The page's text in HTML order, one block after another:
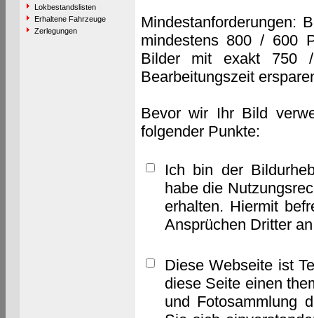
Lokbestandslisten
Erhaltene Fahrzeuge
Zerlegungen
Mindestanforderungen:
mindestens 800 / 600
Bilder mit exakt 750
Bearbeitungszeit
Bevor wir Ihr Bild
folgender Punkte:
Ich bin der
habe die
erhalten. Hiermit
Ansprüchen Dritter
Diese Webseite ist
diese Seite einen
und Fotosammlung